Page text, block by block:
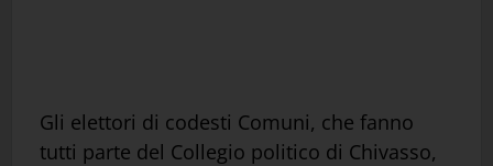
Gli elettori di codesti Comuni, che fanno
tutti parte del Collegio politico di Chivasso,